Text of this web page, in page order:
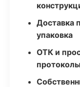
Доставка
упаковка
ОТК и